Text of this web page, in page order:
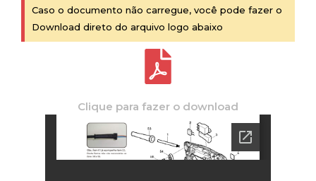
Caso o documento não carregue, você pode fazer o
Download direto do arquivo logo abaixo
Clique para fazer o download